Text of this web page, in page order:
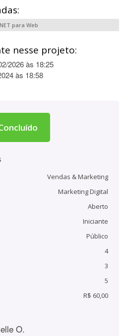
para Web
nesse projeto:
2026 às 18:25
às 18:58
Vendas & Marketing
Marketing Digital
Aberto
Iniciante
Público
4
3
5
R$ 60,00
O.